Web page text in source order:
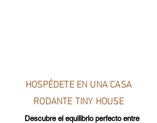
HOSPÉDETE EN UNA CASA
RODANTE TINY HOUSE
Descubre el equilibrio perfecto entre